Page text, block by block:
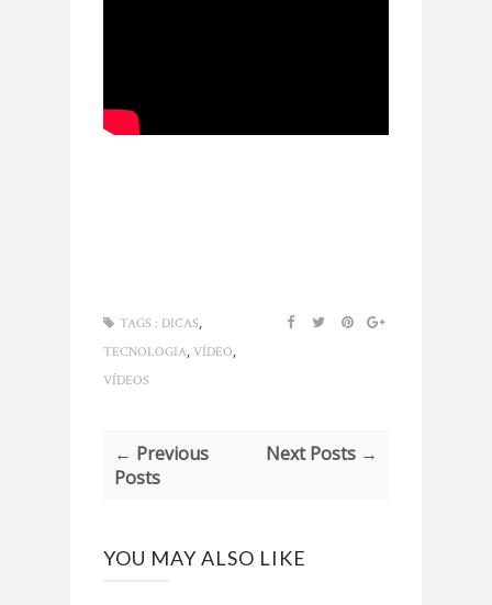
TAGS : DICAS,
TECNOLOGIA, VÍDEO,
VÍDEOS
← Previous
Posts
Next Posts →
YOU MAY ALSO LIKE